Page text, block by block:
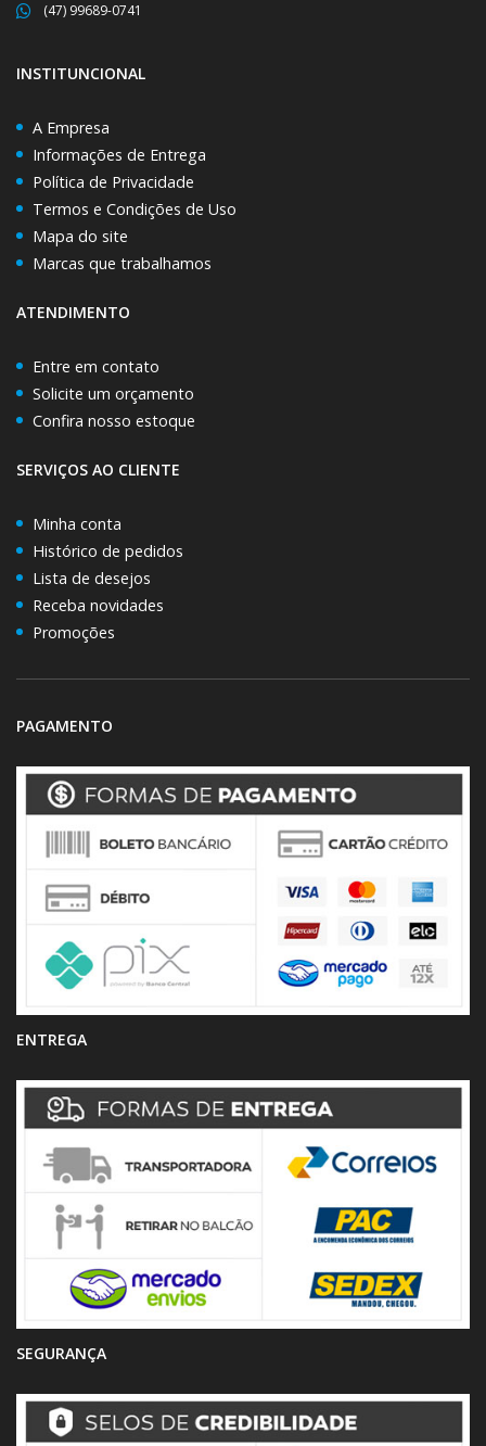
(47) 99689-0741
INSTITUNCIONAL
A Empresa
Informações de Entrega
Política de Privacidade
Termos e Condições de Uso
Mapa do site
Marcas que trabalhamos
ATENDIMENTO
Entre em contato
Solicite um orçamento
Confira nosso estoque
SERVIÇOS AO CLIENTE
Minha conta
Histórico de pedidos
Lista de desejos
Receba novidades
Promoções
PAGAMENTO
ENTREGA
SEGURANÇA